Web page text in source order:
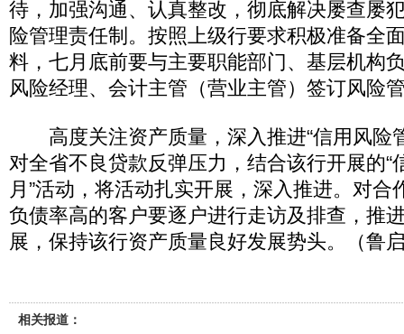
待，加强沟通、认真整改，彻底解决屡查屡
险管理责任制。按照上级行要求积极准备全
料，七月底前要与主要职能部门、基层机构
风险经理、会计主管（营业主管）签订风险
高度关注资产质量，深入推进“信用风险
对全省不良贷款反弹压力，结合该行开展的“
月”活动，将活动扎实开展，深入推进。对合
负债率高的客户要逐户进行走访及排查，推
展，保持该行资产质量良好发展势头。（鲁
相关报道：